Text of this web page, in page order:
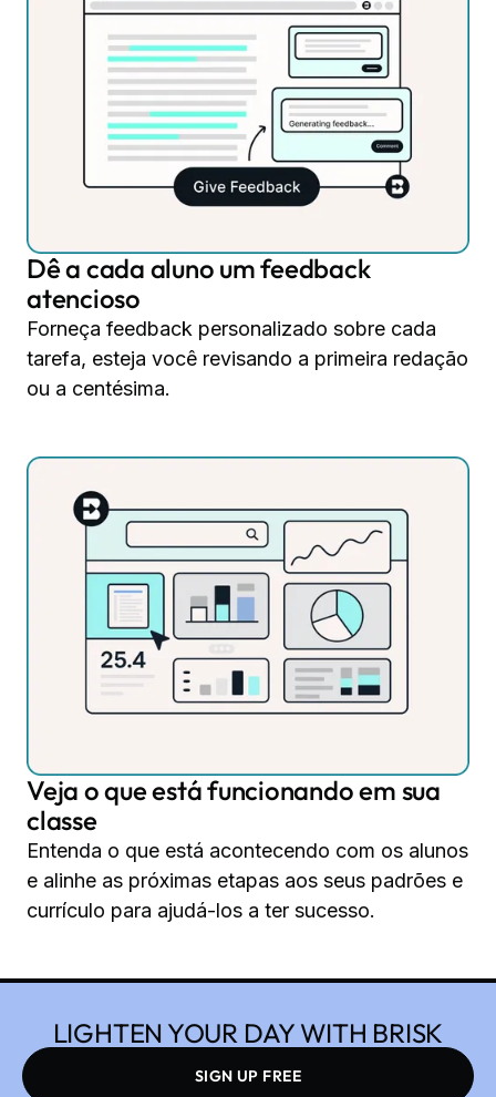
Dê a cada aluno um feedback
atencioso
Forneça feedback personalizado sobre cada
tarefa, esteja você revisando a primeira redação
ou a centésima.
Veja o que está funcionando em sua
classe
Entenda o que está acontecendo com os alunos
e alinhe as próximas etapas aos seus padrões e
currículo para ajudá-los a ter sucesso.
LIGHTEN YOUR DAY WITH BRISK
SIGN UP FREE